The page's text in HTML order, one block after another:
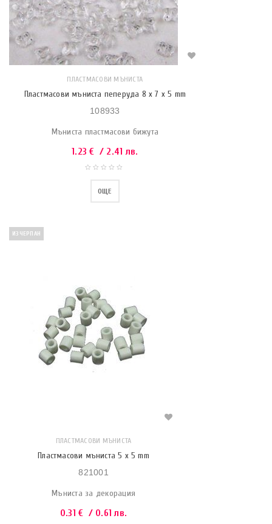
ПЛАСТМАСОВИ МЪНИСТА
Пластмасови мъниста пеперуда 8 x 7 x 5 mm
108933
Мъниста пластмасови бижута
1.23€ / 2.41 лв.
ОЩЕ
ИЗЧЕРПАН
ПЛАСТМАСОВИ МЪНИСТА
Пластмасови мъниста 5 x 5 mm
821001
Мъниста за декорация
0.31€ / 0.61 лв.